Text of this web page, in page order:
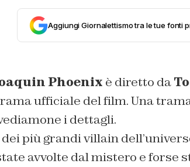
Aggiungi Giornalettismo tra le tue fonti
Phoenix è diretto da
ufficiale del film. Una
i dettagli.
dei più grandi villain
avvolte dal mistero e forse